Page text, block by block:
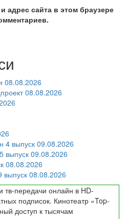
адрес сайта в этом браузере
08.08.2026
08.08.2026
4 выпуск 09.08.2026
выпуск 09.08.2026
08.08.2026
выпуск 08.08.2026
передачи онлайн в HD-
подписок. Кинотеатр «Top-
доступ к тысячам